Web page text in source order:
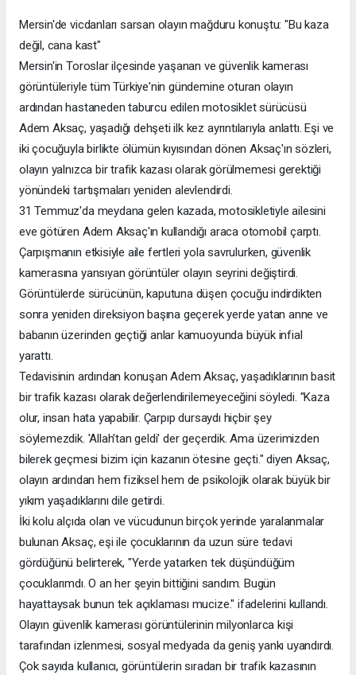
Mersin'de vicdanları sarsan olayın mağduru konuştu: "Bu kaza
değil, cana kast"
Mersin'in Toroslar ilçesinde yaşanan ve güvenlik kamerası
görüntüleriyle tüm Türkiye'nin gündemine oturan olayın
ardından hastaneden taburcu edilen motosiklet sürücüsü
Adem Aksaç, yaşadığı dehşeti ilk kez ayrıntılarıyla anlattı. Eşi ve
iki çocuğuyla birlikte ölümün kıyısından dönen Aksaç'ın sözleri,
olayın yalnızca bir trafik kazası olarak görülmemesi gerektiği
yönündeki tartışmaları yeniden alevlendirdi.
31 Temmuz'da meydana gelen kazada, motosikletiyle ailesini
eve götüren Adem Aksaç'ın kullandığı araca otomobil çarptı.
Çarpışmanın etkisiyle aile fertleri yola savrulurken, güvenlik
kamerasına yansıyan görüntüler olayın seyrini değiştirdi.
Görüntülerde sürücünün, kaputuna düşen çocuğu indirdikten
sonra yeniden direksiyon başına geçerek yerde yatan anne ve
babanın üzerinden geçtiği anlar kamuoyunda büyük infial
yarattı.
Tedavisinin ardından konuşan Adem Aksaç, yaşadıklarının basit
bir trafik kazası olarak değerlendirilemeyeceğini söyledi. "Kaza
olur, insan hata yapabilir. Çarpıp dursaydı hiçbir şey
söylemezdik. 'Allah'tan geldi' der geçerdik. Ama üzerimizden
bilerek geçmesi bizim için kazanın ötesine geçti." diyen Aksaç,
olayın ardından hem fiziksel hem de psikolojik olarak büyük bir
yıkım yaşadıklarını dile getirdi.
İki kolu alçıda olan ve vücudunun birçok yerinde yaralanmalar
bulunan Aksaç, eşi ile çocuklarının da uzun süre tedavi
gördüğünü belirterek, "Yerde yatarken tek düşündüğüm
çocuklarımdı. O an her şeyin bittiğini sandım. Bugün
hayattaysak bunun tek açıklaması mucize." ifadelerini kullandı.
Olayın güvenlik kamerası görüntülerinin milyonlarca kişi
tarafından izlenmesi, sosyal medyada da geniş yankı uyandırdı.
Çok sayıda kullanıcı, görüntülerin sıradan bir trafik kazasının